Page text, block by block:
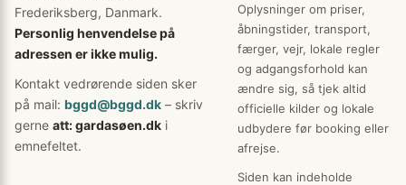
Frederiksberg, Danmark.
Personlig henvendelse på
adressen er ikke mulig.
Kontakt vedrørende siden sker
på mail: bggd@bggd.dk – skriv
gerne att: gardasøen.dk i
emnefeltet.
Oplysninger om priser,
åbningstider, transport,
færger, vejr, lokale regler
og adgangsforhold kan
ændre sig, så tjek altid
officielle kilder og lokale
udbydere før booking eller
afrejse.
Siden kan indeholde